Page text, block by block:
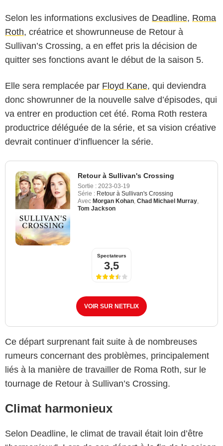
Selon les informations exclusives de Deadline, Roma
Roth, créatrice et showrunneuse de Retour à
Sullivan’s Crossing, a en effet pris la décision de
quitter ses fonctions avant le début de la saison 5.
Elle sera remplacée par Floyd Kane, qui deviendra
donc showrunner de la nouvelle salve d’épisodes, qui
va entrer en production cet été. Roma Roth restera
productrice déléguée de la série, et sa vision créative
devrait continuer d’influencer la série.
Retour à Sullivan's Crossing
Sortie : 2023-03-19
Série : Retour à Sullivan's Crossing
Avec Morgan Kohan Chad Michael Murray
Tom Jackson
Spectateurs
3,5
VOIR SUR NETFLIX
Ce départ surprenant fait suite à de nombreuses
rumeurs concernant des problèmes, principalement
liés à la manière de travailler de Roma Roth, sur le
tournage de Retour à Sullivan’s Crossing.
Climat harmonieux
Selon Deadline, le climat de travail était loin d’être